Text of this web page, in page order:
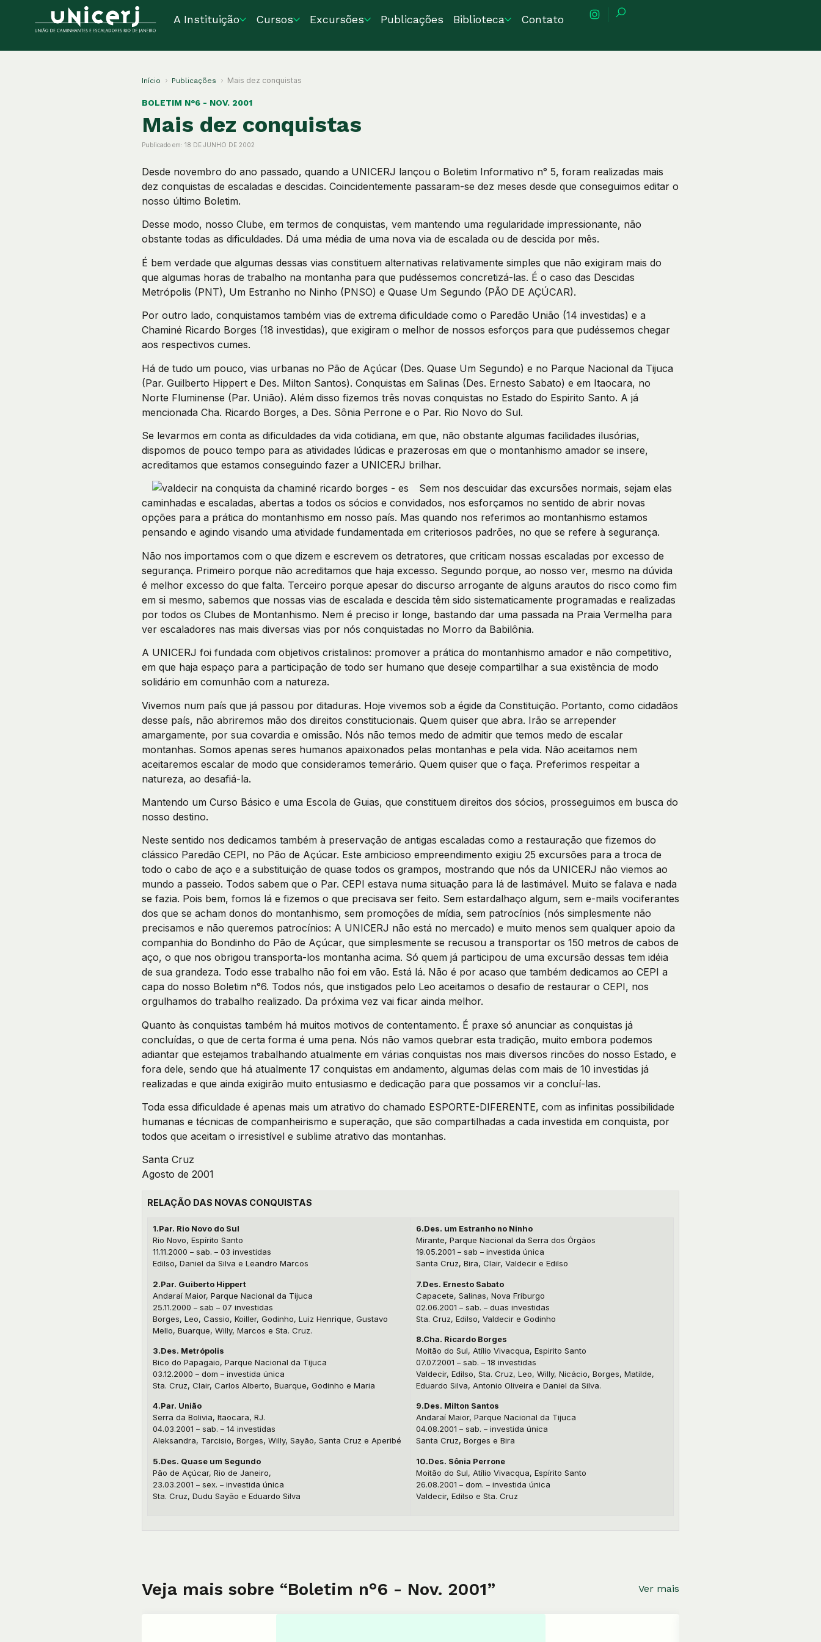
A Instituição Cursos Excursões Publicações Biblioteca Contato
Início Publicações Mais dez conquistas
BOLETIM N°6 - NOV. 2001
Mais dez conquistas
Publicado em: 18 DE JUNHO DE 2002
Desde novembro do ano passado, quando a UNICERJ lançou o Boletim Informativo n° 5, foram realizadas mais
dez conquistas de escaladas e descidas. Coincidentemente passaram-se dez meses desde que conseguimos editar o
nosso último Boletim.
Desse modo, nosso Clube, em termos de conquistas, vem mantendo uma regularidade impressionante, não
obstante todas as dificuldades. Dá uma média de uma nova via de escalada ou de descida por mês.
É bem verdade que algumas dessas vias constituem alternativas relativamente simples que não exigiram mais do
que algumas horas de trabalho na montanha para que pudéssemos concretizá-las. É o caso das Descidas
Metrópolis (PNT), Um Estranho no Ninho (PNSO) e Quase Um Segundo (PÃO DE AÇÚCAR).
Por outro lado, conquistamos também vias de extrema dificuldade como o Paredão União (14 investidas) e a
Chaminé Ricardo Borges (18 investidas), que exigiram o melhor de nossos esforços para que pudéssemos chegar
aos respectivos cumes.
Há de tudo um pouco, vias urbanas no Pão de Açúcar (Des. Quase Um Segundo) e no Parque Nacional da Tijuca
(Par. Guilberto Hippert e Des. Milton Santos). Conquistas em Salinas (Des. Ernesto Sabato) e em Itaocara, no
Norte Fluminense (Par. União). Além disso fizemos três novas conquistas no Estado do Espirito Santo. A já
mencionada Cha. Ricardo Borges, a Des. Sônia Perrone e o Par. Rio Novo do Sul.
Se levarmos em conta as dificuldades da vida cotidiana, em que, não obstante algumas facilidades ilusórias,
dispomos de pouco tempo para as atividades lúdicas e prazerosas em que o montanhismo amador se insere,
acreditamos que estamos conseguindo fazer a UNICERJ brilhar.
Sem nos descuidar das excursões normais, sejam elas
caminhadas e escaladas, abertas a todos os sócios e convidados, nos esforçamos no sentido de abrir novas
opções para a prática do montanhismo em nosso país. Mas quando nos referimos ao montanhismo estamos
pensando e agindo visando uma atividade fundamentada em criteriosos padrões, no que se refere à segurança.
Não nos importamos com o que dizem e escrevem os detratores, que criticam nossas escaladas por excesso de
segurança. Primeiro porque não acreditamos que haja excesso. Segundo porque, ao nosso ver, mesmo na dúvida
é melhor excesso do que falta. Terceiro porque apesar do discurso arrogante de alguns arautos do risco como fim
em si mesmo, sabemos que nossas vias de escalada e descida têm sido sistematicamente programadas e realizadas
por todos os Clubes de Montanhismo. Nem é preciso ir longe, bastando dar uma passada na Praia Vermelha para
ver escaladores nas mais diversas vias por nós conquistadas no Morro da Babilônia.
A UNICERJ foi fundada com objetivos cristalinos: promover a prática do montanhismo amador e não competitivo,
em que haja espaço para a participação de todo ser humano que deseje compartilhar a sua existência de modo
solidário em comunhão com a natureza.
Vivemos num país que já passou por ditaduras. Hoje vivemos sob a égide da Constituição. Portanto, como cidadãos
desse país, não abriremos mão dos direitos constitucionais. Quem quiser que abra. Irão se arrepender
amargamente, por sua covardia e omissão. Nós não temos medo de admitir que temos medo de escalar
montanhas. Somos apenas seres humanos apaixonados pelas montanhas e pela vida. Não aceitamos nem
aceitaremos escalar de modo que consideramos temerário. Quem quiser que o faça. Preferimos respeitar a
natureza, ao desafiá-la.
Mantendo um Curso Básico e uma Escola de Guias, que constituem direitos dos sócios, prosseguimos em busca do
nosso destino.
Neste sentido nos dedicamos também à preservação de antigas escaladas como a restauração que fizemos do
clássico Paredão CEPI, no Pão de Açúcar. Este ambicioso empreendimento exigiu 25 excursões para a troca de
todo o cabo de aço e a substituição de quase todos os grampos, mostrando que nós da UNICERJ não viemos ao
mundo a passeio. Todos sabem que o Par. CEPI estava numa situação para lá de lastimável. Muito se falava e nada
se fazia. Pois bem, fomos lá e fizemos o que precisava ser feito. Sem estardalhaço algum, sem e-mails vociferantes
dos que se acham donos do montanhismo, sem promoções de mídia, sem patrocínios (nós simplesmente não
precisamos e não queremos patrocínios: A UNICERJ não está no mercado) e muito menos sem qualquer apoio da
companhia do Bondinho do Pão de Açúcar, que simplesmente se recusou a transportar os 150 metros de cabos de
aço, o que nos obrigou transporta-los montanha acima. Só quem já participou de uma excursão dessas tem idéia
de sua grandeza. Todo esse trabalho não foi em vão. Está lá. Não é por acaso que também dedicamos ao CEPI a
capa do nosso Boletim n°6. Todos nós, que instigados pelo Leo aceitamos o desafio de restaurar o CEPI, nos
orgulhamos do trabalho realizado. Da próxima vez vai ficar ainda melhor.
Quanto às conquistas também há muitos motivos de contentamento. É praxe só anunciar as conquistas já
concluídas, o que de certa forma é uma pena. Nós não vamos quebrar esta tradição, muito embora podemos
adiantar que estejamos trabalhando atualmente em várias conquistas nos mais diversos rincões do nosso Estado, e
fora dele, sendo que há atualmente 17 conquistas em andamento, algumas delas com mais de 10 investidas já
realizadas e que ainda exigirão muito entusiasmo e dedicação para que possamos vir a concluí-las.
Toda essa dificuldade é apenas mais um atrativo do chamado ESPORTE-DIFERENTE, com as infinitas possibilidade
humanas e técnicas de companheirismo e superação, que são compartilhadas a cada investida em conquista, por
todos que aceitam o irresistível e sublime atrativo das montanhas.
Santa Cruz
Agosto de 2001
RELAÇÃO DAS NOVAS CONQUISTAS
1.Par. Rio Novo do Sul
Rio Novo, Espírito Santo
11.11.2000 – sab. – 03 investidas
Edilso, Daniel da Silva e Leandro Marcos
2.Par. Guiberto Hippert
Andaraí Maior, Parque Nacional da Tijuca
25.11.2000 – sab – 07 investidas
Borges, Leo, Cassio, Koiller, Godinho, Luiz Henrique, Gustavo
Mello, Buarque, Willy, Marcos e Sta. Cruz.
3.Des. Metrópolis
Bico do Papagaio, Parque Nacional da Tijuca
03.12.2000 – dom – investida única
Sta. Cruz, Clair, Carlos Alberto, Buarque, Godinho e Maria
4.Par. União
Serra da Bolivia, Itaocara, RJ.
04.03.2001 – sab. – 14 investidas
Aleksandra, Tarcisio, Borges, Willy, Sayão, Santa Cruz e Aperibé
5.Des. Quase um Segundo
Pão de Açúcar, Rio de Janeiro,
23.03.2001 – sex. – investida única
Sta. Cruz, Dudu Sayão e Eduardo Silva
6.Des. um Estranho no Ninho
Mirante, Parque Nacional da Serra dos Órgãos
19.05.2001 – sab – investida única
Santa Cruz, Bira, Clair, Valdecir e Edilso
7.Des. Ernesto Sabato
Capacete, Salinas, Nova Friburgo
02.06.2001 – sab. – duas investidas
Sta. Cruz, Edilso, Valdecir e Godinho
8.Cha. Ricardo Borges
Moitão do Sul, Atílio Vivacqua, Espirito Santo
07.07.2001 – sab. – 18 investidas
Valdecir, Edilso, Sta. Cruz, Leo, Willy, Nicácio, Borges, Matilde,
Eduardo Silva, Antonio Oliveira e Daniel da Silva.
9.Des. Milton Santos
Andaraí Maior, Parque Nacional da Tijuca
04.08.2001 – sab. – investida única
Santa Cruz, Borges e Bira
10.Des. Sônia Perrone
Moitão do Sul, Atílio Vivacqua, Espírito Santo
26.08.2001 – dom. – investida única
Valdecir, Edilso e Sta. Cruz
Veja mais sobre “Boletim n°6 - Nov. 2001” Ver mais